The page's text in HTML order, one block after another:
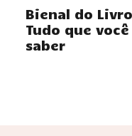
Bienal do
Tudo que
saber